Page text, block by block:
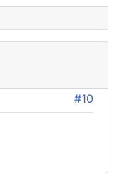
#10